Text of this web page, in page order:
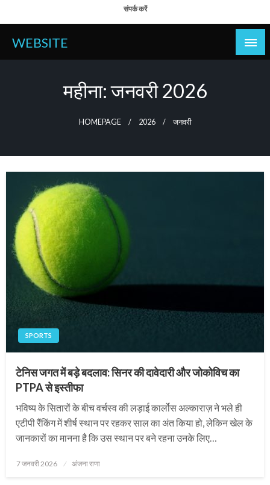
to
content
संपर्क करें
WEBSITE
महीना:जनवरी 2026
HOMEPAGE 2026 जनवरी
SPORTS
टेनिस जगत में बड़े बदलाव: सिनर की दावेदारी और जोकोविच का
PTPA से इस्तीफा
भविष्य के सितारों के बीच वर्चस्व की लड़ाई कार्लोस अल्काराज़ ने भले ही
एटीपी रैंकिंग में शीर्ष स्थान पर रहकर साल का अंत किया हो, लेकिन खेल के
जानकारों का मानना है कि उस स्थान पर बने रहना उनके लिए…
Posted
7 जनवरी 2026 अंजना राणा